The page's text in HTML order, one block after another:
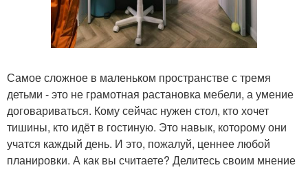
Самое сложное в маленьком пространстве с тремя
детьми - это не грамотная растановка мебели, а умение
договариваться. Кому сейчас нужен стол, кто хочет
тишины, кто идёт в гостиную. Это навык, которому они
учатся каждый день. И это, пожалуй, ценнее любой
планировки. А как вы считаете? Делитесь своим мнение